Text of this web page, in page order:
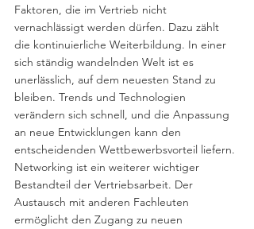
Faktoren, die im Vertrieb nicht
vernachlässigt werden dürfen. Dazu zählt
die kontinuierliche Weiterbildung. In einer
sich ständig wandelnden Welt ist es
unerlässlich, auf dem neuesten Stand zu
bleiben. Trends und Technologien
verändern sich schnell, und die Anpassung
an neue Entwicklungen kann den
entscheidenden Wettbewerbsvorteil liefern.
Networking ist ein weiterer wichtiger
Bestandteil der Vertriebsarbeit. Der
Austausch mit anderen Fachleuten
ermöglicht den Zugang zu neuen